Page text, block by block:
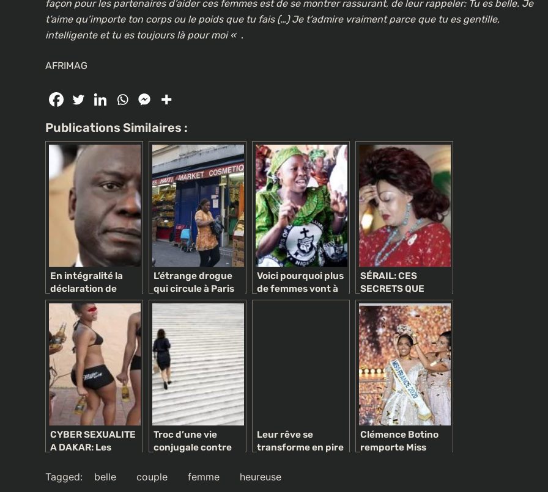
façon pour les partenaires d’aider ces femmes est de se montrer rassurant, de leur rappeler: Tu es belle. Je
t’aime qu’importe ton corps ou le poids que tu fais (…) Je t’admire vraiment parce que tu es gentille,
intelligente et tu es toujours là pour moi « .
AFRIMAG
Publications Similaires :
En intégralité la
déclaration de
politique générale
du PM Idrissa Seck
supprimée des
archives nationales
L’étrange drogue
qui circule à Paris
chez les femmes
d’origine africaine
Voici pourquoi plus
de femmes vont à
l’église que les
SÉRAIL: CES
SECRETS QUE
CHANTAL BIYA A
VOULU CACHER
AUX CAMEROUNAIS
CYBER SEXUALITE
A DAKAR: Les
recruteuses
guettent sur
Troc d’une vie
conjugale contre
financière: Le
célibat des
Leur rêve se
transforme en pire
Clémence Botino
remporte Miss
Tagged: belle couple femme heureuse
les plus
monde doit
CULTURE SOCÉTÉ
Les descendants peu connus d’Iraniens
noirs victimes du cruel commerce des
esclaves arabes
3 semaines ago
CULTURE
[Vidéo] Valdiodio N’Diaye, un procès pour
l’histoire
3 semaines ago